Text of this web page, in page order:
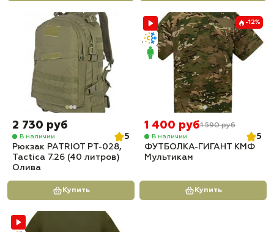
2 730 руб
В наличии
5
Рюкзак PATRIOT РТ-028,
Tactica 7.26 (40 литров)
Олива
Купить
-12%
1 400 руб1 590 руб
В наличии
5
ФУТБОЛКА-ГИГАНТ КМФ
Мультикам
Купить